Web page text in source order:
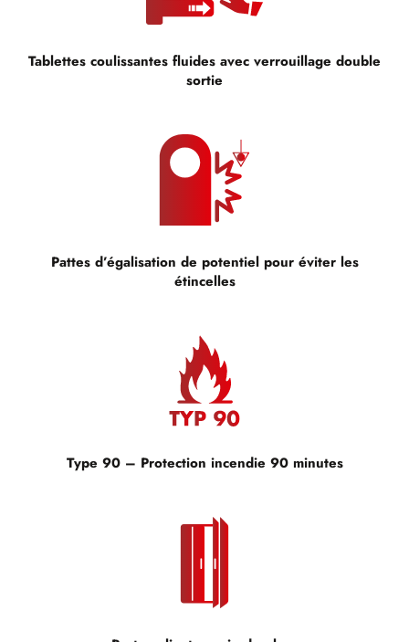
Tablettes coulissantes fluides avec verrouillage double
sortie
Pattes d’égalisation de potentiel pour éviter les
étincelles
Type 90 – Protection incendie 90 minutes